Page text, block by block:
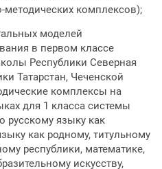
методических комплексов);
моделей
в первом классе
Республики Северная
Татарстан, Чеченской
комплексы на
для 1 класса системы
русскому языку как
как родному, титульному
республики, математике,
искусству,